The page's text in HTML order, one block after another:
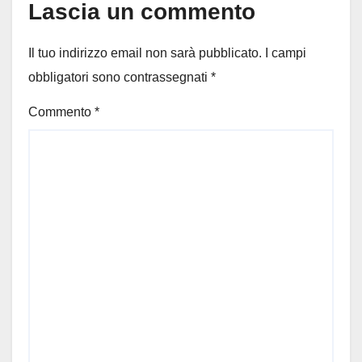
Lascia un commento
Il tuo indirizzo email non sarà pubblicato.
I campi
obbligatori sono contrassegnati *
Commento *